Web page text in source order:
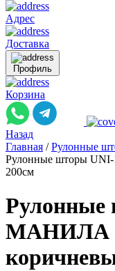
Адрес
Доставка
Профиль
Корзина
Назад
Главная / Рулонные
Рулонные шторы
200см
Рулонные
МАНИЛА